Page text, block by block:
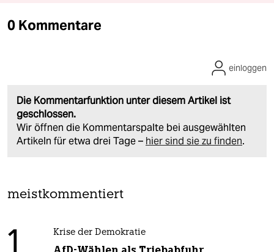
0 Kommentare
Die Kommentarfunktion unter diesem Artikel ist
geschlossen.
Wir öffnen die Kommentarspalte bei ausgewählten
Artikeln für etwa drei Tage – hier sind sie zu finden.
einloggen
meistkommentiert
Krise der Demokratie